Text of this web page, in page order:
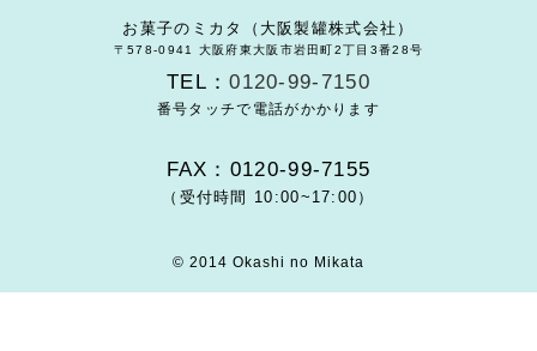
お菓子のミカタ（大阪製罐株式会社）
〒578-0941 大阪府東大阪市岩田町2丁目3番28号
TEL：0120-99-7150
番号タッチで電話がかかります
FAX：0120-99-7155
（受付時間 10:00~17:00）
© 2014 Okashi no Mikata